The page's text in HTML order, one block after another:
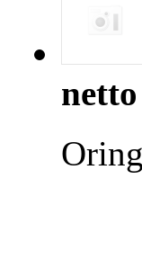
netto